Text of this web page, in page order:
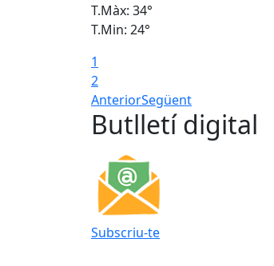
T.Màx: 34°
T.Min: 24°
1
2
AnteriorSegüent
Butlletí digital
Subscriu-te